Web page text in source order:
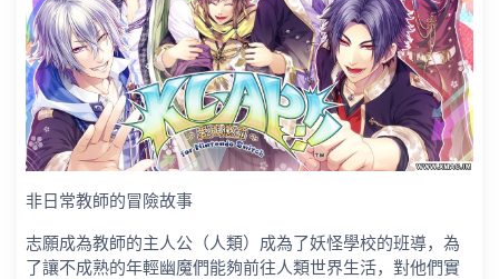
非日常教師的冒險故事
志願成為教師的主人公（人類）成為了妖怪學校的班導，為
了讓不成熟的年輕幽魔們能夠前往人類世界生活，對他們實